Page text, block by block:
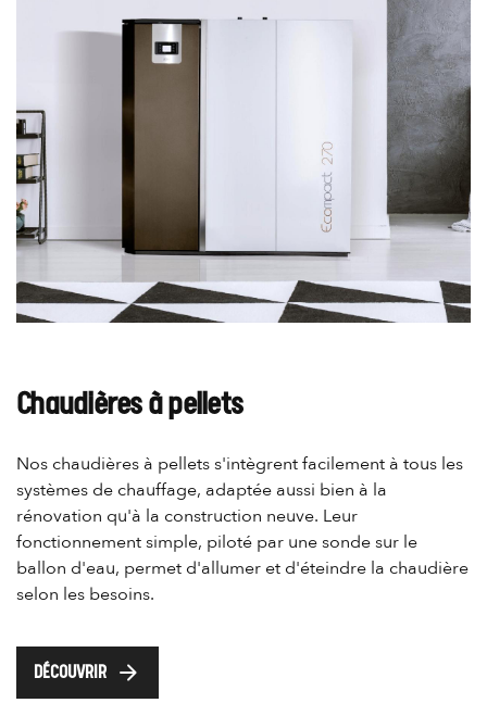
Chaudières à pellets
Nos chaudières à pellets s'intègrent facilement à tous les
systèmes de chauffage, adaptée aussi bien à la
rénovation qu'à la construction neuve. Leur
fonctionnement simple, piloté par une sonde sur le
ballon d'eau, permet d'allumer et d'éteindre la chaudière
selon les besoins.
DÉCOUVRIR arrow_forward